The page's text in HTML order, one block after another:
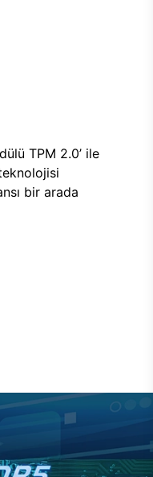
TPM 2.0’ ile
bir arada